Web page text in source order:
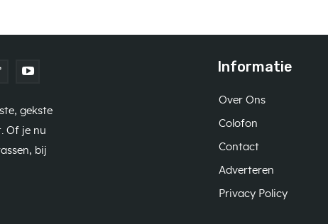
gekste
Of je nu
bij
Informatie
Over Ons
Colofon
Contact
Adverteren
Privacy Policy